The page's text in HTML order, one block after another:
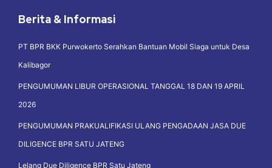
Berita & Informasi
PT BPR BKK Purwokerto Serahkan Bantuan Mobil Siaga untuk Desa
Kalibagor
PENGUMUMAN LIBUR OPERASIONAL TANGGAL 18 DAN 19 APRIL
2026
PENGUMUMAN PRAKUALIFIKASI ULANG PENGADAAN JASA DUE
DILIGENCE BPR SATU JATENG
Lelang Due Diligence BPR Satu Jateng